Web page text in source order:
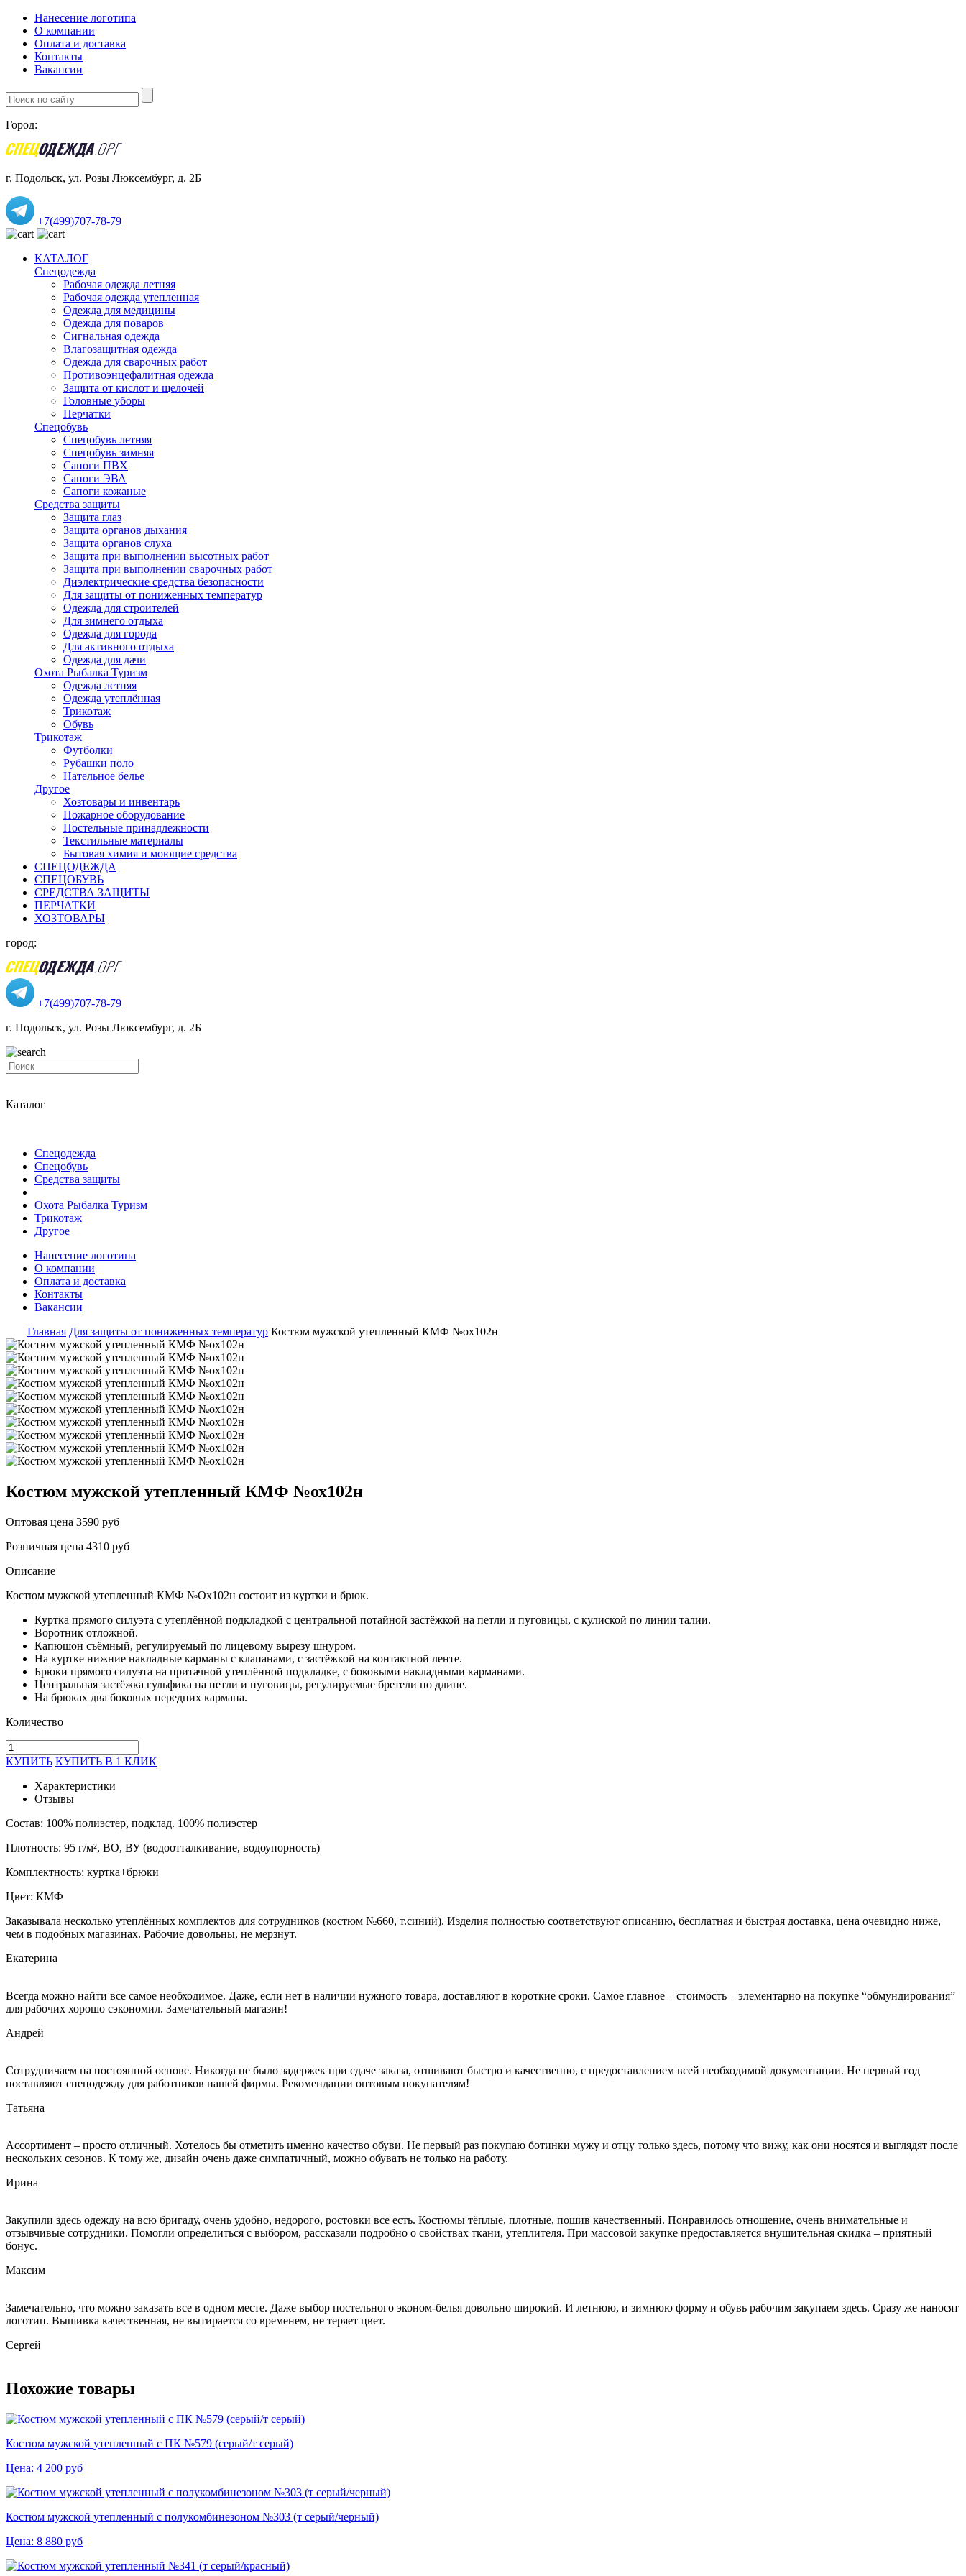
Нанесение логотипа
О компании
Оплата и доставка
Контакты
Вакансии
Город:
г. Подольск, ул. Розы Люксембург, д. 2Б
+7(499)707-78-79
КАТАЛОГ
Спецодежда
Рабочая одежда летняя
Рабочая одежда утепленная
Одежда для медицины
Одежда для поваров
Сигнальная одежда
Влагозащитная одежда
Одежда для сварочных работ
Противоэнцефалитная одежда
Защита от кислот и щелочей
Головные уборы
Перчатки
Спецобувь
Спецобувь летняя
Спецобувь зимняя
Сапоги ПВХ
Сапоги ЭВА
Сапоги кожаные
Средства защиты
Защита глаз
Защита органов дыхания
Защита органов слуха
Защита при выполнении высотных работ
Защита при выполнении сварочных работ
Диэлектрические средства безопасности
Для защиты от пониженных температур
Одежда для строителей
Для зимнего отдыха
Одежда для города
Для активного отдыха
Одежда для дачи
Охота Рыбалка Туризм
Одежда летняя
Одежда утеплённая
Трикотаж
Обувь
Трикотаж
Футболки
Рубашки поло
Нательное белье
Другое
Хозтовары и инвентарь
Пожарное оборудование
Постельные принадлежности
Текстильные материалы
Бытовая химия и моющие средства
СПЕЦОДЕЖДА
СПЕЦОБУВЬ
СРЕДСТВА ЗАЩИТЫ
ПЕРЧАТКИ
ХОЗТОВАРЫ
город:
+7(499)707-78-79
г. Подольск, ул. Розы Люксембург, д. 2Б
Каталог
Спецодежда
Спецобувь
Средства защиты
Охота Рыбалка Туризм
Трикотаж
Другое
Нанесение логотипа
О компании
Оплата и доставка
Контакты
Вакансии
Главная Для защиты от пониженных температур Костюм мужской утепленный КМФ №ох102н
Костюм мужской утепленный КМФ №ох102н
Оптовая цена 3590 руб
Розничная цена 4310 руб
Описание
Костюм мужской утепленный КМФ №Ох102н состоит из куртки и брюк.
Куртка прямого силуэта с утеплённой подкладкой с центральной потайной застёжкой на петли и пуговицы, с кулиской по линии талии.
Воротник отложной.
Капюшон съёмный, регулируемый по лицевому вырезу шнуром.
На куртке нижние накладные карманы с клапанами, с застёжкой на контактной ленте.
Брюки прямого силуэта на притачной утеплённой под­кладке, с боковыми накладными карманами.
Центральная застёжка гульфика на петли и пуговицы, регулируемые бретели по длине.
На брюках два боковых передних кармана.
Количество
КУПИТЬ КУПИТЬ В 1 КЛИК
Характеристики
Отзывы
Состав: 100% полиэстер, подклад. 100% полиэстер
Плотность: 95 г/м², ВО, ВУ (водоотталкивание, водоупорность)
Комплектность: куртка+брюки
Цвет: КМФ
Заказывала несколько утеплённых комплектов для сотрудников (костюм №660, т.синий). Изделия полностью соответствуют описанию, бесплатная и быстрая доставка, цена очевидно ниже,
чем в подобных магазинах. Рабочие довольны, не мерзнут.
Екатерина
Всегда можно найти все самое необходимое. Даже, если нет в наличии нужного товара, доставляют в короткие сроки. Самое главное – стоимость – элементарно на покупке “обмундирования”
для рабочих хорошо сэкономил. Замечательный магазин!
Андрей
Сотрудничаем на постоянной основе. Никогда не было задержек при сдаче заказа, отшивают быстро и качественно, с предоставлением всей необходимой документации. Не первый год
поставляют спецодежду для работников нашей фирмы. Рекомендации оптовым покупателям!
Татьяна
Ассортимент – просто отличный. Хотелось бы отметить именно качество обуви. Не первый раз покупаю ботинки мужу и отцу только здесь, потому что вижу, как они носятся и выглядят после
нескольких сезонов. К тому же, дизайн очень даже симпатичный, можно обувать не только на работу.
Ирина
Закупили здесь одежду на всю бригаду, очень удобно, недорого, ростовки все есть. Костюмы тёплые, плотные, пошив качественный. Понравилось отношение, очень внимательные и
отзывчивые сотрудники. Помогли определиться с выбором, рассказали подробно о свойствах ткани, утеплителя. При массовой закупке предоставляется внушительная скидка – приятный
бонус.
Максим
Замечательно, что можно заказать все в одном месте. Даже выбор постельного эконом-белья довольно широкий. И летнюю, и зимнюю форму и обувь рабочим закупаем здесь. Сразу же наносят
логотип. Вышивка качественная, не вытирается со временем, не теряет цвет.
Сергей
Похожие товары
Костюм мужской утепленный с ПК №579 (серый/т серый)
Цена: 4 200 руб
Костюм мужской утепленный с полукомбинезоном №303 (т серый/черный)
Цена: 8 880 руб